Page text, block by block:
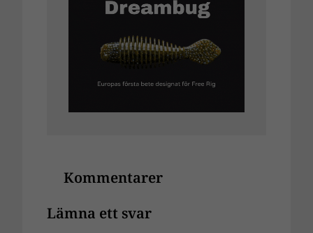
Kommentarer
Lämna ett svar